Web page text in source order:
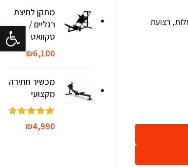
פתח
רצועת
מתקן לחיצת
רגליים /
סקוואט
₪6,100
מכשיר חתירה
מקצועי
₪4,990